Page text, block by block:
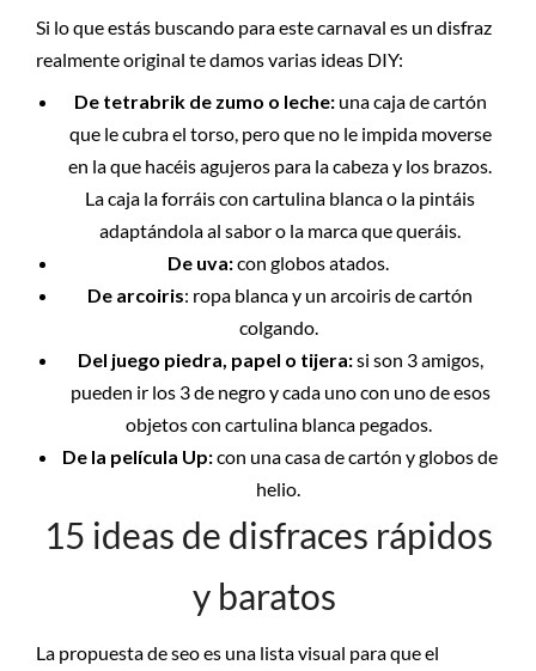
Si lo que estás buscando para este carnaval es un disfraz
realmente original te damos varias ideas DIY:
De tetrabrik de zumo o leche: una caja de cartón
que le cubra el torso, pero que no le impida moverse
en la que hacéis agujeros para la cabeza y los brazos.
La caja la forráis con cartulina blanca o la pintáis
adaptándola al sabor o la marca que queráis.
De uva:con globos atados.
De arcoiris: ropa blanca y un arcoiris de cartón
colgando.
Del juego piedra, papel o tijera:si son 3 amigos,
pueden ir los 3 de negro y cada uno con uno de esos
objetos con cartulina blanca pegados.
De la película Up:con una casa de cartón y globos de
helio.
15 ideas de disfraces rápidos
y baratos
La propuesta de seo es una lista visual para que el